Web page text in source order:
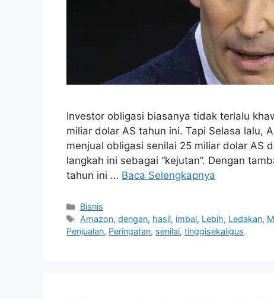
Investor obligasi biasanya tidak terlalu
miliar dolar AS tahun ini. Tapi Selasa lalu,
menjual obligasi senilai 25 miliar dolar AS
langkah ini sebagai “kejutan”. Dengan
tahun ini … Baca Selengkapnya
Kategori
Bisnis
Tag
Amazon,dengan, hasil, imbal, Lebih, Ledakan,
Penjualan, Peringatan, senilai, tinggisekaligus